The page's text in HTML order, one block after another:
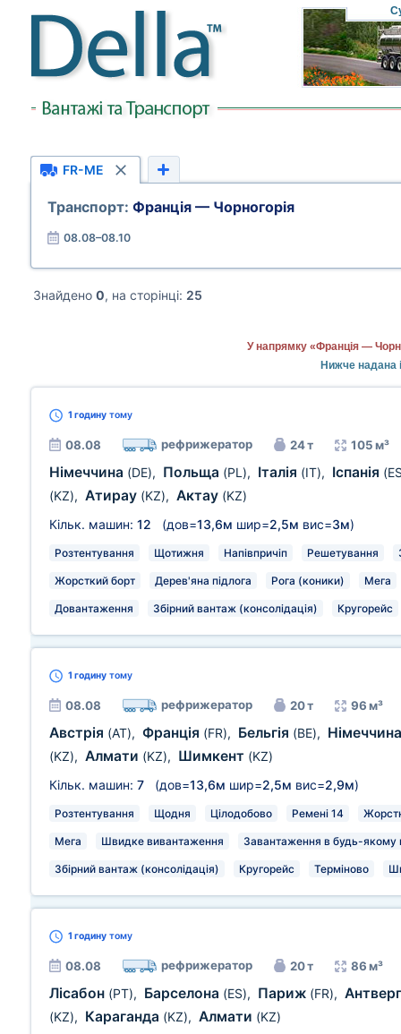
FR-ME
Транспорт: Франція — Чорногорія
08.08–08.10
Знайдено 0, на сторінці: 25
У напрямку «Франція —
Нижче надана
1 годину тому
08.08 рефрижератор 24 т 105 м³
Німеччина (DE), Польща (PL), Італія (IT), Іспанія
(KZ), Атирау (KZ), Актау (KZ)
Кільк. машин: 12 (дов=13,6м шир=2,5м вис=3м)
Розтентування Щотижня Напівпричіп Решетування
Жорсткий борт Дерев'яна підлога Рога (коники) Мега
Довантаження Збірний вантаж (консолідація) Кругорейс
1 годину тому
08.08 рефрижератор 20 т 96 м³
Австрія (AT), Франція (FR), Бельгія (BE),
(KZ), Алмати (KZ), Шимкент (KZ)
Кільк. машин: 7 (дов=13,6м шир=2,5м вис=2,9м)
Розтентування Щодня Цілодобово Ремені 14
Мега Швидке вивантаження Завантаження в будь-якому
Збірний вантаж (консолідація) Кругорейс Терміново
1 годину тому
08.08 рефрижератор 20 т 86 м³
Лісабон (PT), Барселона (ES), Париж (FR),
(KZ), Караганда (KZ), Алмати (KZ)